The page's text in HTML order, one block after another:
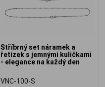
Stříbrný set náramek a
řetízek s jemnými kuličkami
- elegance na každý den
VNC-100-S